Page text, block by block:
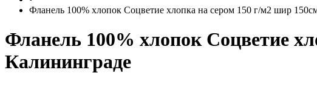
Фланель 100% хлопок Соцветие хлопка на сером 150 г/м2 шир
Фланель 100% хлопок Соцветие
Калининграде